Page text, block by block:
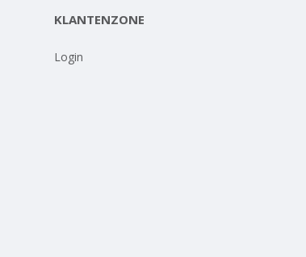
KLANTENZONE
Login